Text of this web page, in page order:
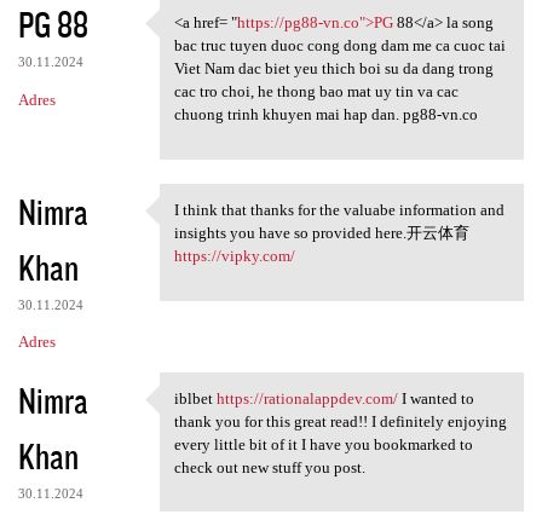
PG 88
30.11.2024
Adres
<a href= "https://pg88-vn.co"
<a href= "https://pg88-vn.co">PG88</a> la song
bac truc tuyen duoc cong dong dam me ca cuoc tai
Viet Nam dac biet yeu thich boi su da dang trong
cac tro choi, he thong bao mat uy tin va cac
chuong trinh khuyen mai hap dan. pg88-vn.co
Nimra
Khan
30.11.2024
Adres
I think that thanks for the
I think that thanks for the valuabe information and
insights you have so provided here.开云体育
https://vipky.com/
Nimra
Khan
30.11.2024
iblbet https://rationalappdev
iblbet https://rationalappdev.com/I wanted to
thank you for this great read!! I definitely enjoying
every little bit of it I have you bookmarked to
check out new stuff you post.